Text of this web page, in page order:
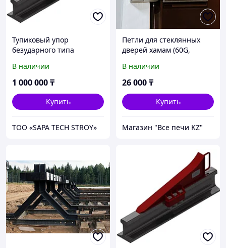
Тупиковый упор
безударного типа
В наличии
1 000 000₸
Купить
ТОО «SAPA TECH STROY»
Петли для стеклянных
дверей хамам (60G,
В наличии
26 000₸
Купить
Магазин "Все печи KZ"